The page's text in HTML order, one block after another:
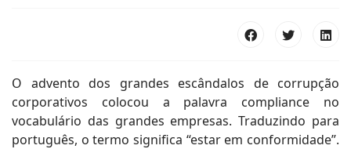
O advento dos grandes escândalos de corrupção
corporativos colocou a palavra compliance no
vocabulário das grandes empresas. Traduzindo para
português, o termo significa “estar em conformidade”.